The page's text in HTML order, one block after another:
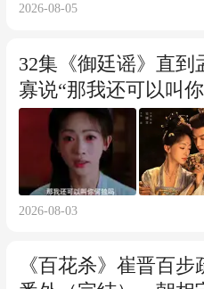
栀
2026-08-05
32集《御廷谣》直到
寡说“那我还可以叫
和刘晓庆一样，跳出
2026-08-03
《百花杀》崔晋百步